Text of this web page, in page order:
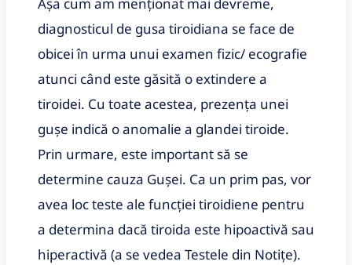
Așa cum am menționat mai devreme,
diagnosticul de gusa tiroidiana se face de
obicei în urma unui examen fizic/ ecografie
atunci când este găsită o extindere a
tiroidei. Cu toate acestea, prezența unei
gușe indică o anomalie a glandei tiroide.
Prin urmare, este important să se
determine cauza Gușei. Ca un prim pas, vor
avea loc teste ale funcției tiroidiene pentru
a determina dacă tiroida este hipoactivă sau
hiperactivă (a se vedea Testele din Notițe).